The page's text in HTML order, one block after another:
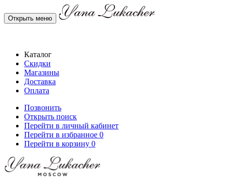
Открыть меню
Каталог
Скидки
Магазины
Доставка
Оплата
Позвонить
Открыть поиск
Перейти в личный кабинет
Перейти в избранное 0
Перейти в корзину 0